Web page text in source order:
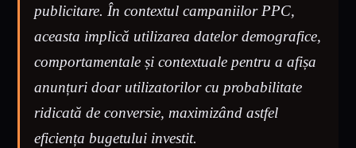
publicitare. În contextul campaniilor PPC,
aceasta implică utilizarea datelor demografice,
comportamentale și contextuale pentru a afișa
anunțuri doar utilizatorilor cu probabilitate
ridicată de conversie, maximizând astfel
eficiența bugetului investit.